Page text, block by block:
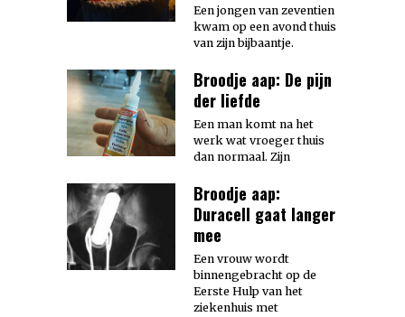
Een jongen van zeventien
kwam op een avond thuis
van zijn bijbaantje.
Broodje aap: De pijn
der liefde
Een man komt na het
werk wat vroeger thuis
dan normaal. Zijn
Broodje aap:
Duracell gaat langer
mee
Een vrouw wordt
binnengebracht op de
Eerste Hulp van het
ziekenhuis met